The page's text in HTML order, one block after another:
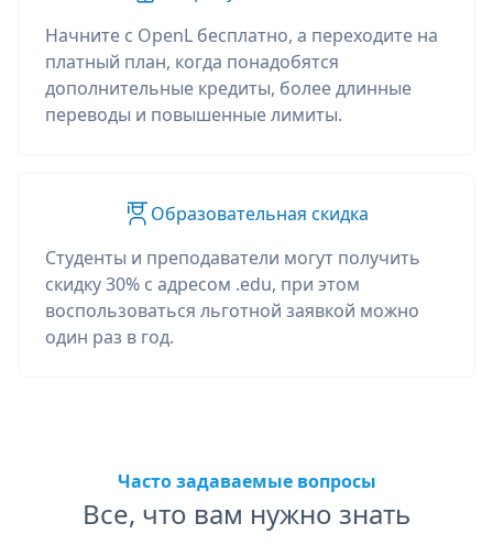
Начните с OpenL бесплатно, а переходите на
платный план, когда понадобятся
дополнительные кредиты, более длинные
переводы и повышенные лимиты.
Образовательная скидка
Студенты и преподаватели могут получить
скидку 30% с адресом .edu, при этом
воспользоваться льготной заявкой можно
один раз в год.
Часто задаваемые вопросы
Все, что вам нужно знать